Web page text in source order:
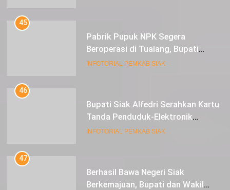
45
Pabrik Pupuk NPK Segera
Beroperasi di Tualang, Bupati
Alfedri Investasi ini Tingkatkan
INFOTORIAL PEMKAB SIAK
46
Bupati Siak Alfedri Serahkan Kartu
Tanda Penduduk-Elektronik
Kepada Pelajar SMK 1 Koto Gasib
INFOTORIAL PEMKAB SIAK
47
Berhasil Bawa Negeri Siak
Berkemajuan, Bupati dan Wakil